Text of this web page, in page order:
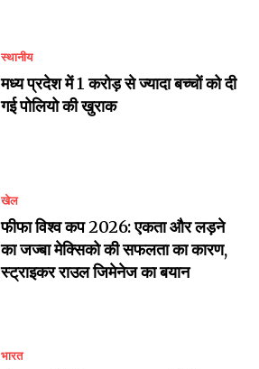
स्थानीय
मध्य प्रदेश में 1 करोड़ से ज्यादा बच्चों को दी
गई पोलियो की खुराक
खेल
फीफा विश्व कप 2026: एकता और लड़ने
का जज्बा मेक्सिको की सफलता का कारण,
स्ट्राइकर राउल जिमेनेज का बयान
भारत